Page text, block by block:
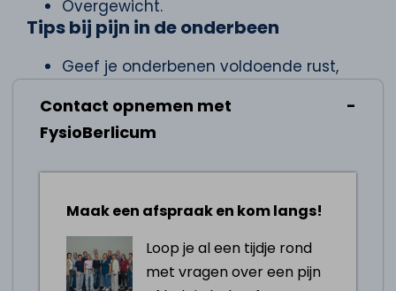
Overgewicht.
Tips bij pijn in de onderbeen
Geef je onderbenen voldoende rust,
Werk aan je looptechniek
Maak gebruik van thermotherapie: ijs
bloedsomloop te bevorderen
Draag de correcte schoeisel voor je
activiteiten
Contact opnemen met
FysioBerlicum
Maak een afspraak en kom langs!
Loop je al een tijdje rond
met vragen over een pijn